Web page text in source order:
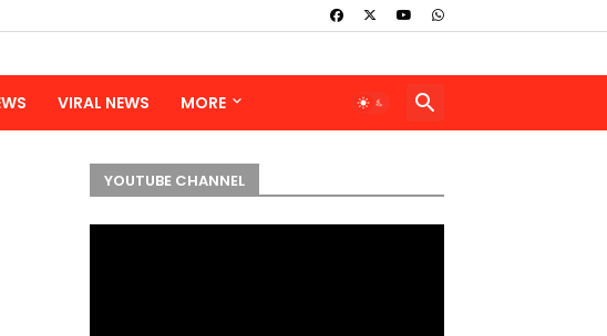
VIRAL NEWS MORE
YOUTUBE CHANNEL